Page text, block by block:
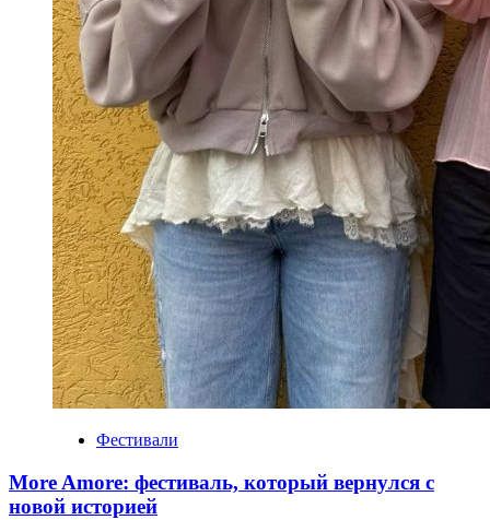
Фестивали
More Amore: фестиваль, который вернулся с
новой историей